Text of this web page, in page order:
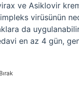
ve Asiklovir
virüsünün
da
en az 4 gün,